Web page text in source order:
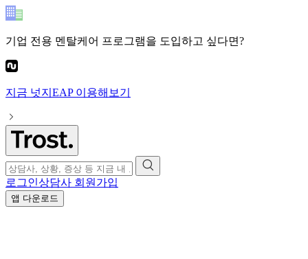
기업 전용 멘탈케어 프로그램을 도입하고 싶다면?
지금 넛지EAP이용해보기
로그인상담사 회원가입
앱 다운로드